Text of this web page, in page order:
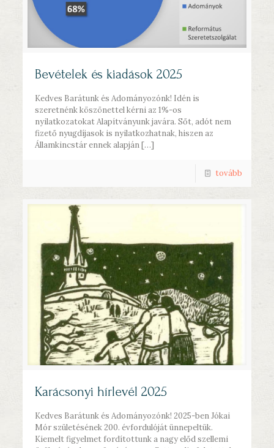
Bevételek és kiadások 2025
Kedves Barátunk és Adományozónk! Idén is
szeretnénk köszönettel kérni az 1%-os
nyilatkozatokat Alapítványunk javára. Sőt, adót nem
fizető nyugdíjasok is nyilatkozhatnak, hiszen az
Államkincstár ennek alapján[…]
tovább
Karácsonyi hírlevél 2025
Kedves Barátunk és Adományozónk! 2025-ben Jókai
Mór születésének 200. évfordulóját ünnepeltük.
Kiemelt figyelmet fordítottunk a nagy előd szellemi